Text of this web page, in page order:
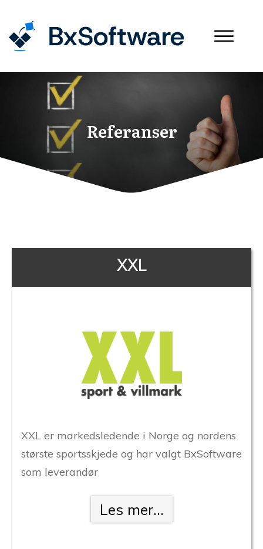
Referanser
XXL
XXL er markedsledende i Norge og nordens
største sportsskjede og har valgt BxSoftware
som leverandør
Les mer...